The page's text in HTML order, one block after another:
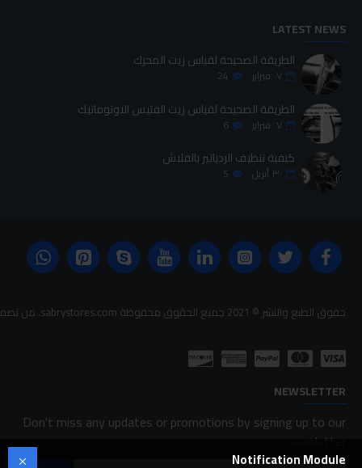
LATEST NEWS
الطريقة الصحيحة لقياس زيت المحرك
٠٧ فبراير 24
الطريقة الصحيحة لقياس زيت الفتيس الاوتوماتيك
٠٧ فبراير 6
كيفية تنظيف الردياتير بالفلاش
٣٠ أبريل 5
حقوق الطبع والنشر © 2021 جميع الحقوق محفوظة sabrystores.com. من تصميم-
NEWSLETTER
Don't miss any updates or promotions by signing up to our
newsletter.
Notification Module